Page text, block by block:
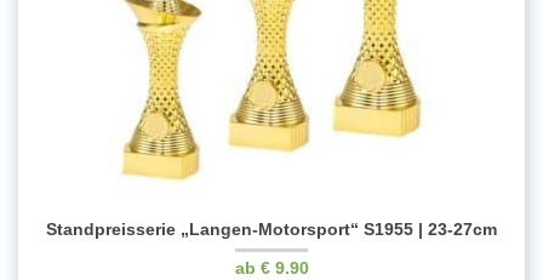
Standpreisserie „Langen-Motorsport“ S1955 | 23-27cm
€9.90